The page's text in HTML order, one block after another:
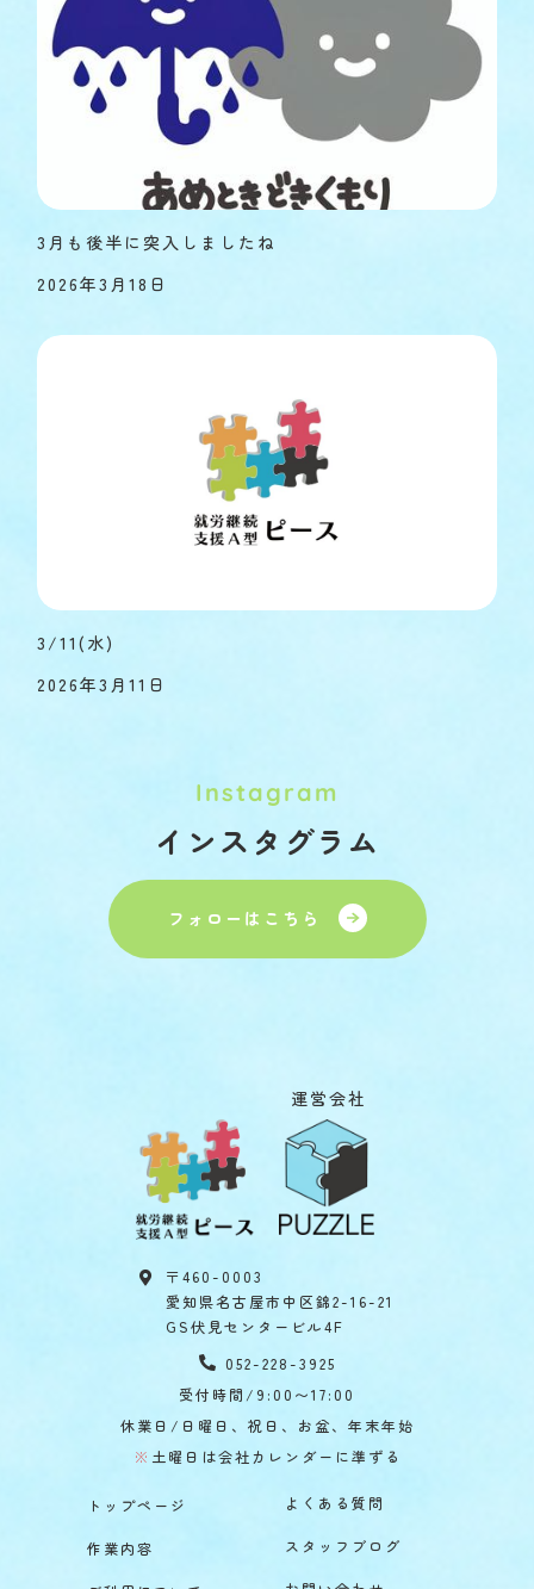
3月も後半に突入しましたね
2026年3月18日
3/11(水)
2026年3月11日
Instagram
インスタグラム
フォローはこちら
運営会社
〒460-0003
愛知県名古屋市中区錦2-16-21
GS伏見センタービル4F
052-228-3925
受付時間/9:00〜17:00
休業日/日曜日、祝日、お盆、年末年始
※ 土曜日は会社カレンダーに準ずる
トップページ
作業内容
よくある質問
スタッフブログ